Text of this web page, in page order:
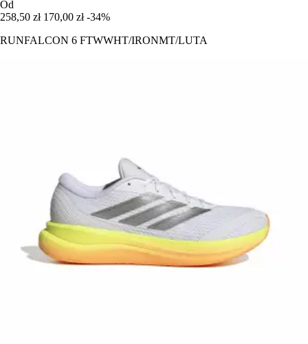
Od
258,50 zł 170,00 zł -34%
RUNFALCON 6 FTWWHT/IRONMT/LUTA